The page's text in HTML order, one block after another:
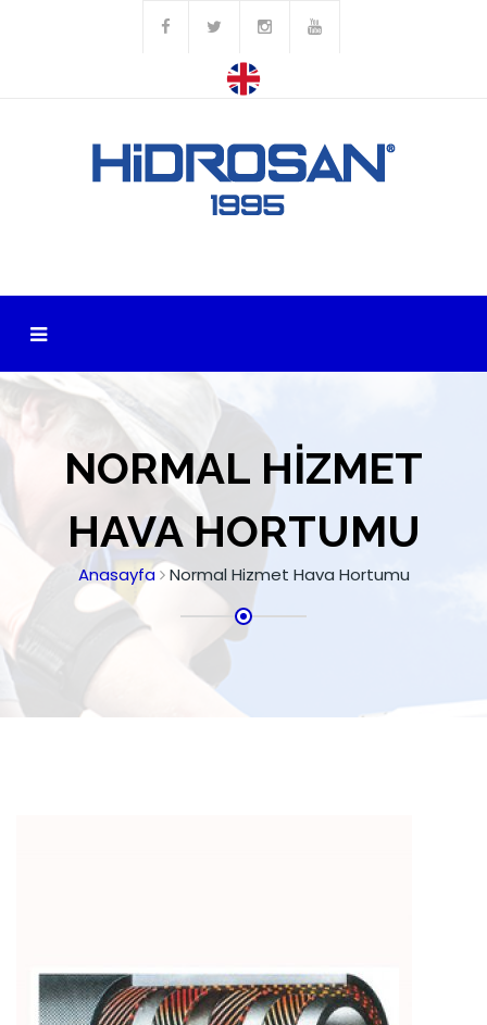
NORMAL HIZMET
HAVA HORTUMU
Anasayfa Normal Hizmet Hava Hortumu